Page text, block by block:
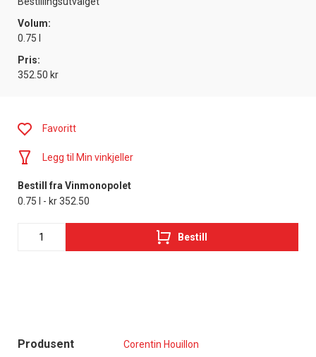
Volum:
0.75 l
Pris:
352.50 kr
Produsent Corentin Houillon
Favoritt
Legg til Min vinkjeller
Bestill fra Vinmonopolet
0.75 l - kr 352.50
Bestill